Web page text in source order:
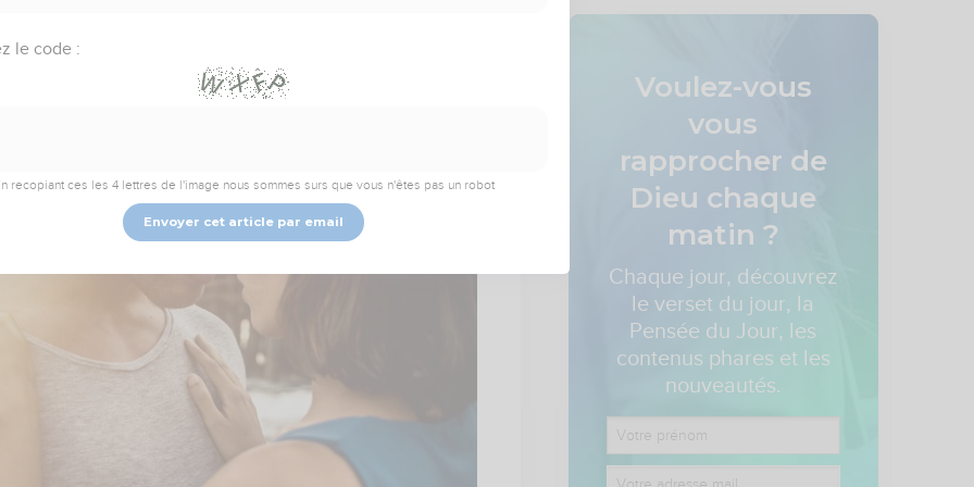
sexualité du couple
chrétiens ?
le code :
recopiant ces les 4 lettres de l'image nous sommes surs que vous n'êtes pas un robot
Envoyer cet article par email
Voulez-vous
vous
rapprocher de
Dieu chaque
matin ?
Chaque jour, découvrez
le verset du jour, la
Pensée du Jour, les
contenus phares et les
nouveautés.